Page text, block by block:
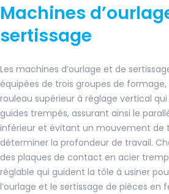
Machines
sertissage
Les machines d’ourlage et de
équipées de trois groupes de
rouleau supérieur à réglage vertical
guides trempés, assurant ainsi le
inférieur et évitant un mouvement de
déterminer la profondeur de travail.
des plaques de contact en acier
réglable qui guident la tôle à usiner
l’ourlage et le sertissage de pièces en